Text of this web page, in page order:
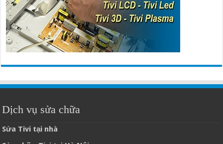
Dịch vụ sửa chữa
Sửa Tivi tại nhà